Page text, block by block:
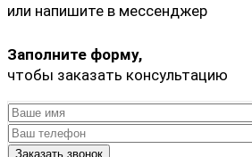
или напишите в мессенджер
Заполните форму,
чтобы заказать консультацию